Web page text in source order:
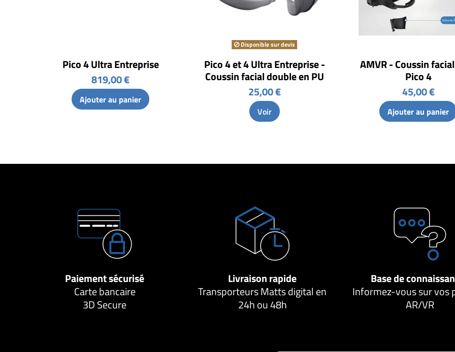
Pico 4 Ultra Entreprise
819,00 €
Ajouter au panier
Disponible sur devis
Pico 4 et 4 Ultra Entreprise -
Coussin facial double en PU
25,00 €
Voir
AMVR - Coussin
Pico 4
45,00 €
Ajouter au panier
Paiement sécurisé
Carte bancaire
3D Secure
Livraison rapide
Transporteurs Matts digital en
24h ou 48h
Base de
Informez-vous sur vos
AR/VR